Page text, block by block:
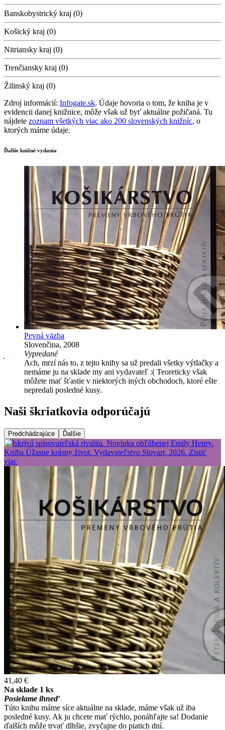
Banskobystrický kraj (0)
Košický kraj (0)
Nitriansky kraj (0)
Trenčiansky kraj (0)
Žilinský kraj (0)
Zdroj informácií: Infogate.sk. Údaje hovoria o tom, že kniha je v
evidencii danej knižnice, môže však už byť aktuálne požičaná. Tu
nájdete zoznam všetkých viac ako 200 slovenských knižníc, o
ktorých máme údaje.
Ďalšie knižné vydania
Pevná väzba
Slovenčina, 2008
Vypredané
Ach, mrzí nás to, z tejto knihy sa už predali všetky výtlačky a
nemáme ju na sklade my ani vydavateľ :( Teoreticky však
môžete mať šťastie v niektorých iných obchodoch, ktoré ešte
nepredali posledné kusy.
Naši škriatkovia odporúčajú
Predchádzajúce Ďalšie
41,40 €
Na sklade 1 ks
Posielame ihneď
Túto knihu máme síce aktuálne na sklade, máme však už iba
posledné kusy. Ak ju chcete mať rýchlo, ponáhľajte sa! Dodanie
ďalších môže trvať dlhšie, zvyčajne do piatich dní.